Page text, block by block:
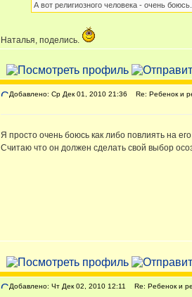
А вот религиозного человека - очень
Наталья, поделись.
Добавлено: Ср Дек 01, 2010 21:36 Re: Ребенок и
Я просто очень боюсь как либо повлиять на
Считаю что он должен сделать свой выбор
Добавлено: Чт Дек 02, 2010 12:11 Re: Ребенок и